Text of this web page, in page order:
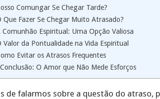
Comungar Se Chegar Tarde?
Que Fazer Se Chegar Muito Atrasado?
Comunhão Espiritual: Uma Opção Valiosa
Valor da Pontualidade na Vida Espiritual
Evitar os Atrasos Frequentes
Conclusão: O Amor que Não Mede Esforços
de falarmos sobre a questão do atraso,